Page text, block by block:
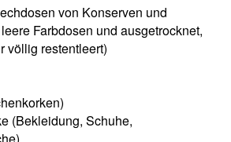
von Konserven und
Farbdosen und ausgetrocknet,
völlig restentleert)
(Bekleidung, Schuhe,